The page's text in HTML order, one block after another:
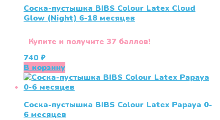
Соска-пустышка BIBS Colour Latex Cloud
Glow (Night) 6-18 месяцев
Купите и получите 37 баллов!
740 ₽
В корзину
Соска-пустышка BIBS Colour Latex Papaya 0-
6 меcяцев